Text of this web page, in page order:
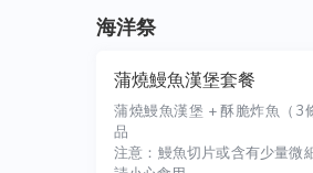
海洋祭
蒲燒鰻魚漢堡套餐
蒲燒鰻魚漢堡 + 酥脆炸魚（3
品
注意：鰻魚切片或含有少量微